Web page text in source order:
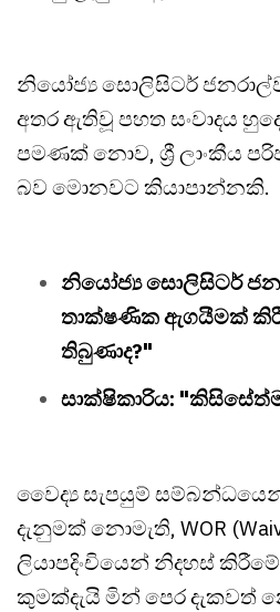
නියෝජ්‍ය සොලිසිටර්
අතර ඇතිවූ පහත සංවාදය
පමණක් නොව, ශ්‍රී ලාංකීය
බව මොනවට කියාපාන්නකි.
නියෝජ්‍ය සොලිසිටර්
තාක්ෂණික ඇගයීමක්
තිබුණාද?"
සාක්ෂිකාරිය:
වෛද්‍ය සැපයුම්
දැනුමක් නොමැති, WOR
ලියාපදිංචියෙන් නිදහස්
කුමක්දැයි මින් පෙර